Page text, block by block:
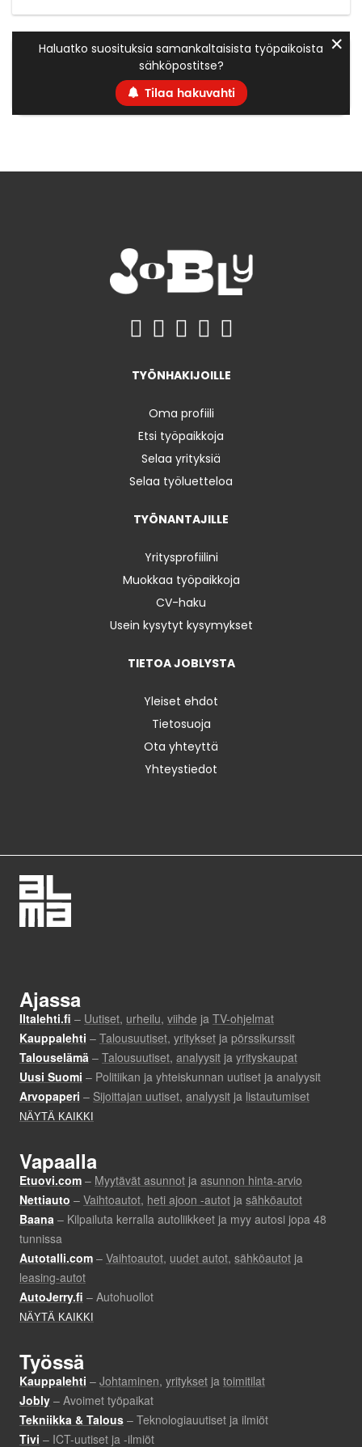
Haluatko suosituksia samankaltaisista työpaikoista
sähköpostitse?
Tilaa hakuvahti
✕
TYÖNHAKIJOILLE
Oma profiili
Etsi työpaikkoja
Selaa yrityksiä
Selaa työluetteloa
TYÖNANTAJILLE
Yritysprofiilini
Muokkaa työpaikkoja
CV-haku
Usein kysytyt kysymykset
TIETOA JOBLYSTA
Yleiset ehdot
Tietosuoja
Ota yhteyttä
Yhteystiedot